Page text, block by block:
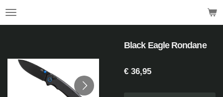
Ga
Black Eagle Rondane
€ 36,95